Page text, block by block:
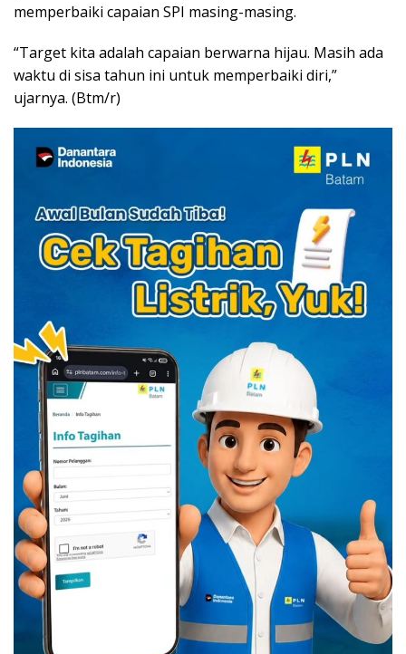
memperbaiki capaian SPI masing-masing.
“Target kita adalah capaian berwarna hijau. Masih ada
waktu di sisa tahun ini untuk memperbaiki diri,”
ujarnya. (Btm/r)